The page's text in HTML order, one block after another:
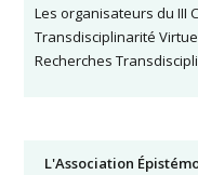
Les organisateurs du III
Transdisciplinarité
Recherches
L'Association